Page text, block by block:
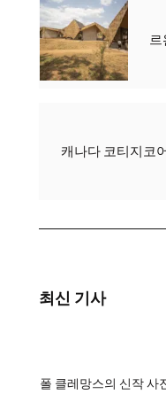
르
캐나다 코티지코
최신 기사
폴 클레망스의 신작 사